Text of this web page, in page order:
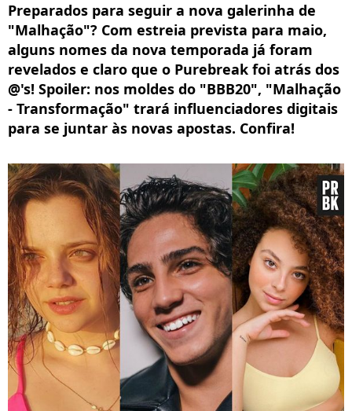
Preparados para seguir a nova galerinha de
"Malhação"? Com estreia prevista para maio,
alguns nomes da nova temporada já foram
revelados e claro que o Purebreak foi atrás dos
@'s! Spoiler: nos moldes do "BBB20", "Malhação
- Transformação" trará influenciadores digitais
para se juntar às novas apostas. Confira!